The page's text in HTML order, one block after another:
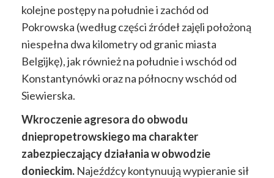
kolejne postępy na południe i zachód od
Pokrowska (według części źródeł zajęli położoną
niespełna dwa kilometry od granic miasta
Belgijkę), jak również na południe i wschód od
Konstantynówki oraz na północny wschód od
Siewierska.
Wkroczenie agresora do obwodu
dniepropetrowskiego ma charakter
zabezpieczający działania w obwodzie
donieckim. Najeźdźcy kontynuują wypieranie sił